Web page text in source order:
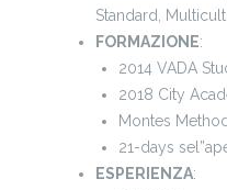
Standard,
FORMAZIONE:
2014 VADA
2018 City
Montes
21-days
ESPERIENZA: